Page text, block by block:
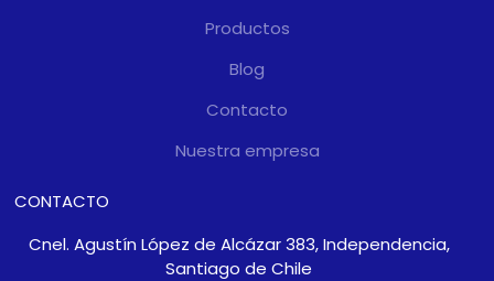
Productos
Blog
Contacto
Nuestra empresa
CONTACTO
Cnel. Agustín López de Alcázar 383, Independencia,
Santiago de Chile